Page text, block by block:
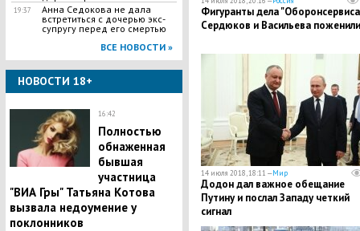
19:37
​Анна Седокова не дала
встретиться с дочерью экс-
супругу перед его смертью
ВСЕ НОВОСТИ »
НОВОСТИ 18+
16:42
Полностью
обнаженная
бывшая
участница
"ВИА Гры" Татьяна Котова
вызвала недоумение у
поклонников
Фигуранты дела
Сердюков и Васильева
14 июля 2018, 18:11 —Мир
Додон дал важное обещание
Путину и послал Западу четкий
сигнал